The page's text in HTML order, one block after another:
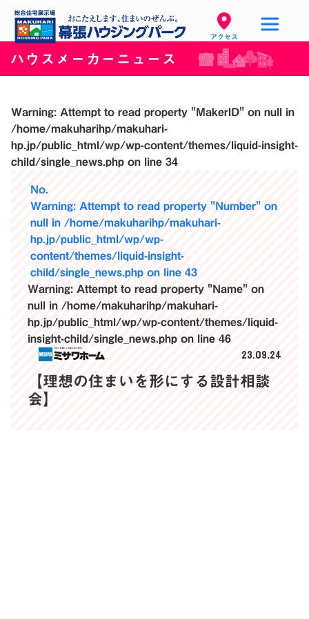
アクセス
ハウスメーカーニュース
Warning: Attempt to read property "MakerID" on null in
/home/makuharihp/makuhari-
hp.jp/public_html/wp/wp-content/themes/liquid-insight-
child/single_news.php on line 34
No.
Warning: Attempt to read property "Number" on
null in /home/makuharihp/makuhari-
hp.jp/public_html/wp/wp-
content/themes/liquid-insight-
child/single_news.php on line 43
Warning: Attempt to read property "Name" on
null in /home/makuharihp/makuhari-
hp.jp/public_html/wp/wp-content/themes/liquid-
insight-child/single_news.php on line 46
23.09.24
【理想の住まいを形にする設計相談
会】